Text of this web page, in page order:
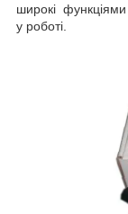
широкі функціями
у роботі.